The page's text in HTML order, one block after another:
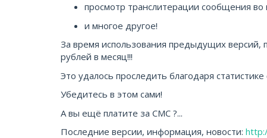
просмотр транслитерации сообщения во
и многое другое!
За время использования предыдущих версий,
рублей в месяц!!!
Это удалось проследить благодаря
Убедитесь в этом сами!
А вы ещё платите за СМС ?...
Последние версии, информация, новости: